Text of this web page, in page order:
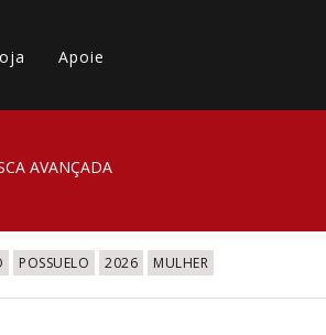
Apoie
AVANÇADA
POSSUELO 2026 MULHER